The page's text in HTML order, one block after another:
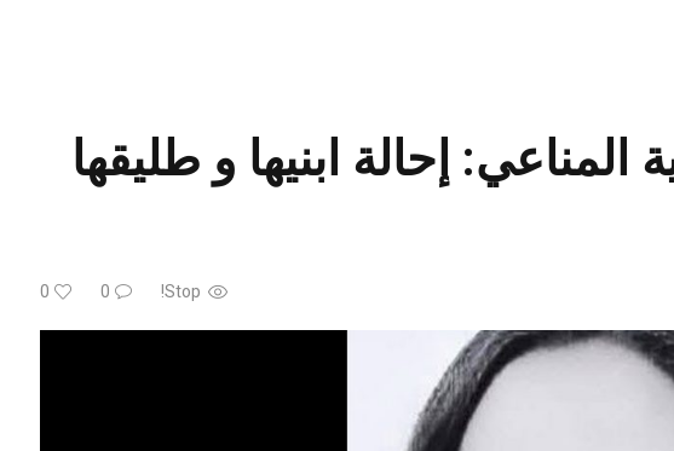
إحالة ابنيها و طليقها
Stop!
0
0